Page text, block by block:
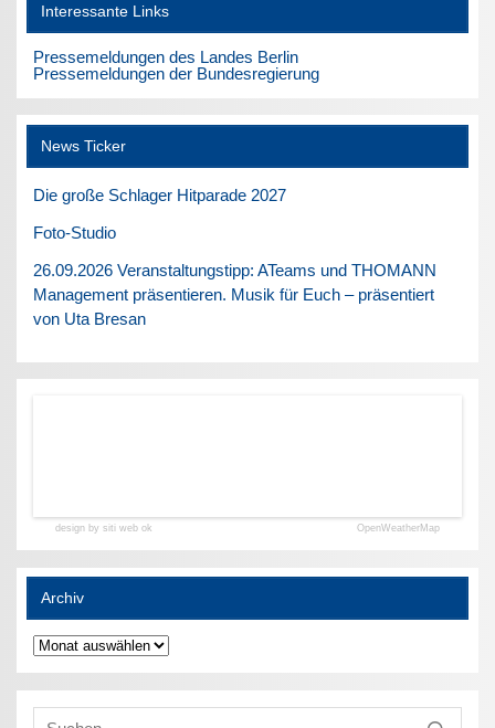
Interessante Links
Pressemeldungen des Landes Berlin
Pressemeldungen der Bundesregierung
News Ticker
Die große Schlager Hitparade 2027
Foto-Studio
26.09.2026 Veranstaltungstipp: ATeams und THOMANN
Management präsentieren. Musik für Euch – präsentiert
von Uta Bresan
design by siti web ok OpenWeatherMap
Archiv
Archiv